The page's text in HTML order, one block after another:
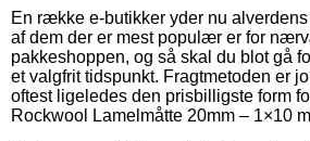
En række e-butikker yder nu
af dem der er mest populær er for
pakkeshoppen, og så skal du blot gå
et valgfrit tidspunkt. Fragtmetoden er
oftest ligeledes den prisbilligste form
Rockwool Lamelmåtte 20mm – 1×10